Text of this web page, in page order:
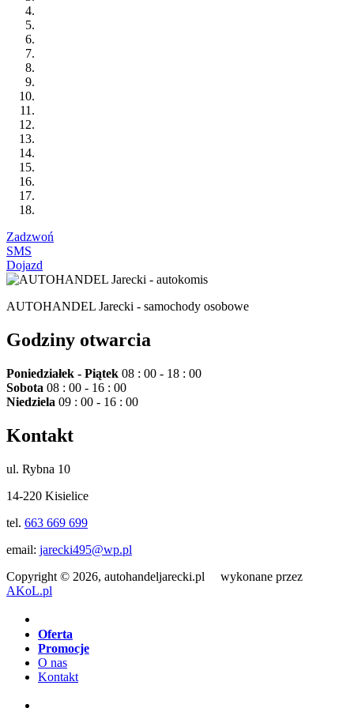
Zadzwoń
SMS
Dojazd
AUTOHANDEL Jarecki - samochody osobowe
Godziny otwarcia
Poniedziałek - Piątek 08 : 00 - 18 : 00
Sobota 08 : 00 - 16 : 00
Niedziela 09 : 00 - 16 : 00
Kontakt
ul. Rybna 10
14-220 Kisielice
tel. 663 669 699
email: jarecki495@wp.pl
Copyright © 2026, autohandeljarecki.pl wykonane przez
AKoL.pl
Oferta
Promocje
O nas
Kontakt